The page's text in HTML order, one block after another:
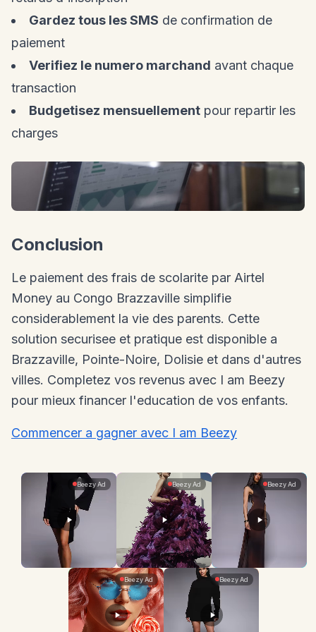
Gardez tous les SMS de confirmation de
paiement
Verifiez le numero marchand avant chaque
transaction
Budgetisez mensuellement pour repartir les
charges
Conclusion
Le paiement des frais de scolarite par Airtel
Money au Congo Brazzaville simplifie
considerablement la vie des parents. Cette
solution securisee et pratique est disponible a
Brazzaville, Pointe-Noire, Dolisie et dans d'autres
villes. Completez vos revenus avec I am Beezy
pour mieux financer l'education de vos enfants.
Commencer a gagner avec I am Beezy